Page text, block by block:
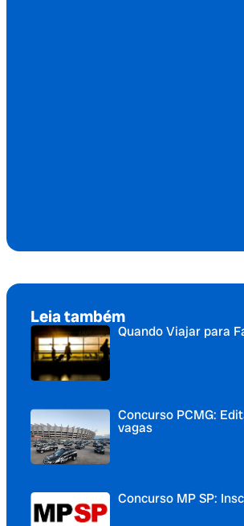
Leia também
Quando Viajar para
Concurso PCMG:
vagas
Concurso MP SP: